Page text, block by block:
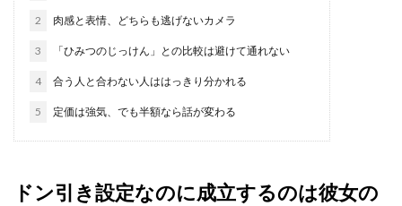
2 肉感と表情、どちらも逃げないカメラ
3 「ひみつのじっけん」との比較は避けて通れない
4 合う人と合わない人ははっきり分かれる
5 定価は強気、でも半額なら話が変わる
ドン引き設定なのに成立するのは彼女の